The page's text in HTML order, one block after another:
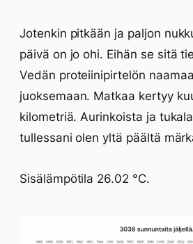
Jotenkin pitkään ja paljon
päivä on jo ohi. Eihän se sitä
Vedän proteiinipirtelön
juoksemaan. Matkaa kertyy
kilometriä. Aurinkoista ja
tullessani olen yltä päältä
Sisälämpötila 26.02 °C.